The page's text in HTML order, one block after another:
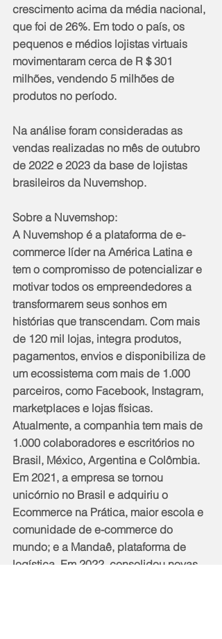
crescimento acima da média nacional,
que foi de 26%. Em todo o país, os
pequenos e médios lojistas virtuais
movimentaram cerca de R＄301
milhões, vendendo 5 milhões de
produtos no período.
Na análise foram consideradas as
vendas realizadas no mês de outubro
de 2022 e 2023 da base de lojistas
brasileiros da Nuvemshop.
Sobre a Nuvemshop:
A Nuvemshop é a plataforma de e-
commerce líder na América Latina e
tem o compromisso de potencializar e
motivar todos os empreendedores a
transformarem seus sonhos em
histórias que transcendam. Com mais
de 120 mil lojas, integra produtos,
pagamentos, envios e disponibiliza de
um ecossistema com mais de 1.000
parceiros, como Facebook, Instagram,
marketplaces e lojas físicas.
Atualmente, a companhia tem mais de
1.000 colaboradores e escritórios no
Brasil, México, Argentina e Colômbia.
Em 2021, a empresa se tornou
unicórnio no Brasil e adquiriu o
Ecommerce na Prática, maior escola e
comunidade de e-commerce do
mundo; e a Mandaê, plataforma de
logística. Em 2022, consolidou novas